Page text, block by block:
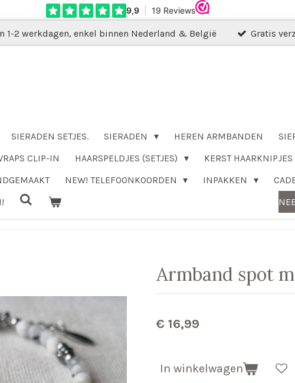
1-2 werkdagen, enkel binnen Nederland & België Gratis
SIERADEN SETJES. SIERADEN HEREN ARMBANDEN
CLIP-IN HAARSPELDJES (SETJES)
KERST HAARKNIPJES
NEW! TELEFOONKOORDEN INPAKKEN
Armband spot
€ 16,99
In winkelwagen